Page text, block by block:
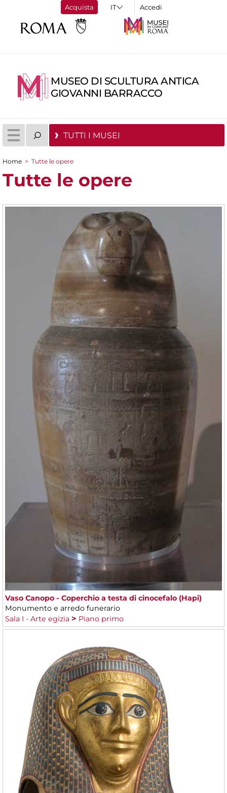
Acquista Accedi
MUSEO DI SCULTURA ANTICA
GIOVANNI BARRACCO
TUTTI I MUSEI
Tu sei qui
Home > Tutte le opere
Tutte le opere
Vaso Canopo - Coperchio a testa di cinocefalo (Hapi)
Monumento e arredo funerario
Sala I - Arte egizia
Piano primo